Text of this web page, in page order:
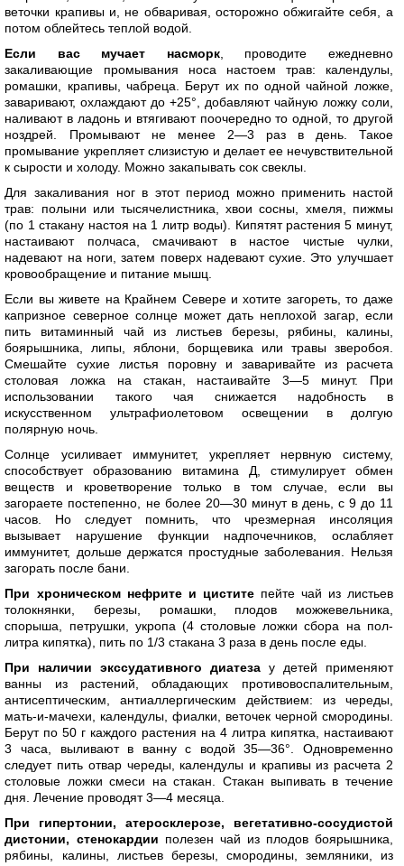
веточки крапивы и, не обваривая, осторожно обжигайте себя, а
потом облейтесь теплой водой.
Если вас мучает насморк, проводите ежедневно
закаливающие промывания носа настоем трав: календулы,
ромашки, крапивы, чабреца. Берут их по одной чайной ложке,
заваривают, охлаждают до +25°, добавляют чайную ложку соли,
наливают в ладонь и втягивают поочередно то одной, то другой
ноздрей. Промывают не менее 2—3 раз в день. Такое
промывание укрепляет слизистую и делает ее нечувствительной
к сырости и холоду. Можно закапывать сок свеклы.
Для закаливания ног в этот период можно применить настой
трав: полыни или тысячелистника, хвои сосны, хмеля, пижмы
(по 1 стакану настоя на 1 литр воды). Кипятят растения 5 минут,
настаивают полчаса, смачивают в настое чистые чулки,
надевают на ноги, затем поверх надевают сухие. Это улучшает
кровообращение и питание мышц.
Если вы живете на Крайнем Севере и хотите загореть, то даже
капризное северное солнце может дать неплохой загар, если
пить витаминный чай из листьев березы, рябины, калины,
боярышника, липы, яблони, борщевика или травы зверобоя.
Смешайте сухие листья поровну и заваривайте из расчета
столовая ложка на стакан, настаивайте 3—5 минут. При
использовании такого чая снижается надобность в
искусственном ультрафиолетовом освещении в долгую
полярную ночь.
Солнце усиливает иммунитет, укрепляет нервную систему,
способствует образованию витамина Д, стимулирует обмен
веществ и кроветворение только в том случае, если вы
загораете постепенно, не более 20—30 минут в день, с 9 до 11
часов. Но следует помнить, что чрезмерная инсоляция
вызывает нарушение функции надпочечников, ослабляет
иммунитет, дольше держатся простудные заболевания. Нельзя
загорать после бани.
При хроническом нефрите и циститепейте чай из листьев
толокнянки, березы, ромашки, плодов можжевельника,
спорыша, петрушки, укропа (4 столовые ложки сбора на пол-
литра кипятка), пить по 1/3 стакана 3 раза в день после еды.
При наличии экссудативного диатеза у детей применяют
ванны из растений, обладающих противовоспалительным,
антисептическим, антиаллергическим действием: из череды,
мать-и-мачехи, календулы, фиалки, веточек черной смородины.
Берут по 50 г каждого растения на 4 литра кипятка, настаивают
3 часа, выливают в ванну с водой 35—36°. Одновременно
следует пить отвар череды, календулы и крапивы из расчета 2
столовые ложки смеси на стакан. Стакан выпивать в течение
дня. Лечение проводят 3—4 месяца.
При гипертонии, атеросклерозе, вегетативно-сосудистой
дистонии, стенокардии полезен чай из плодов боярышника,
рябины, калины, листьев березы, смородины, земляники, из